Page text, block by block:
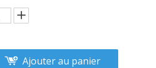
Ajouter au panier